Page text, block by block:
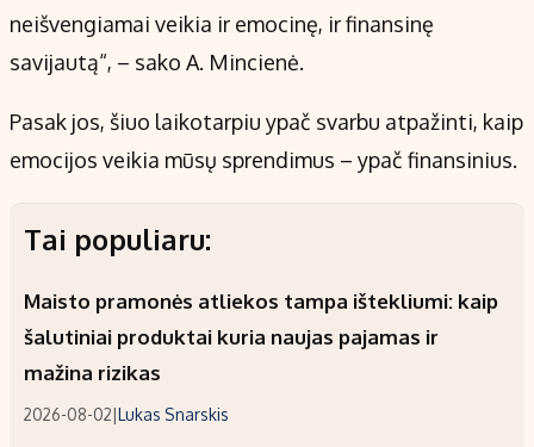
neišvengiamai veikia ir emocinę, ir finansinę
savijautą“, – sako A. Mincienė.
Pasak jos, šiuo laikotarpiu ypač svarbu atpažinti, kaip
emocijos veikia mūsų sprendimus – ypač finansinius.
Tai populiaru:
Maisto pramonės atliekos tampa ištekliumi: kaip
šalutiniai produktai kuria naujas pajamas ir
mažina rizikas
2026-08-02|Lukas Snarskis